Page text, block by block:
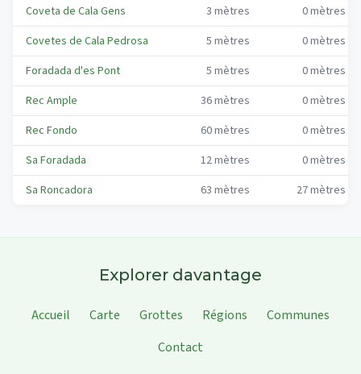
Coveta de Cala Gens
3 mètres 0mètres
Covetes de Cala Pedrosa
5 mètres 0mètres
Foradada d'es Pont
5 mètres 0mètres
Rec Ample
36mètres 0mètres
Rec Fondo
60mètres 0mètres
Sa Foradada
12mètres 0mètres
Sa Roncadora
63 mètres 27mètres
Explorer davantage
Accueil Carte Grottes Régions
Communes
Contact